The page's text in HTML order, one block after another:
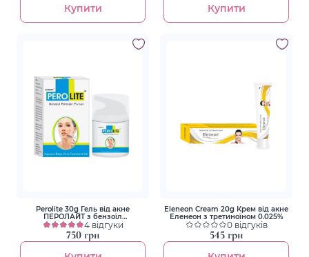
Купити Купити
Perolite 30g Гель від акне
ПЕРОЛАЙТ з бензоїл
пероксидом 5%
4 відгуки
750 грн
Eleneon Cream 20g Крем від акне
Еленеон з третиноїном 0.025%
0 відгуків
545 грн